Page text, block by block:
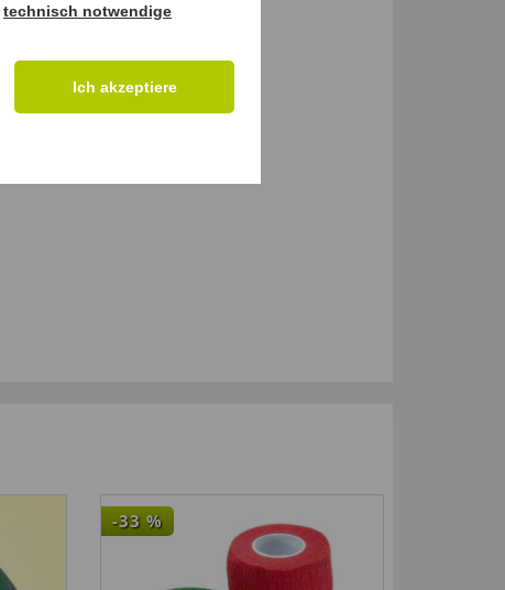
-33 %
technisch notwendige
Ich akzeptiere